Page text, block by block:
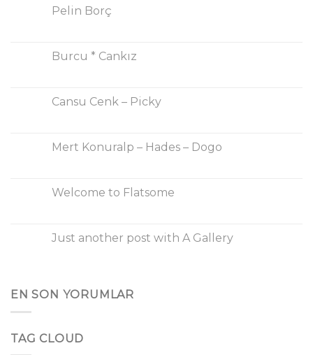
Pelin Borç
Burcu * Cankız
Cansu Cenk – Picky
Mert Konuralp – Hades – Dogo
Welcome to Flatsome
Just another post with A Gallery
EN SON YORUMLAR
TAG CLOUD